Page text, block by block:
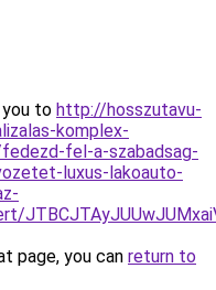
you to http://hosszutavu-
komplex-
fel-a-szabadsag-
luxus-lakoauto-
page, you can return to